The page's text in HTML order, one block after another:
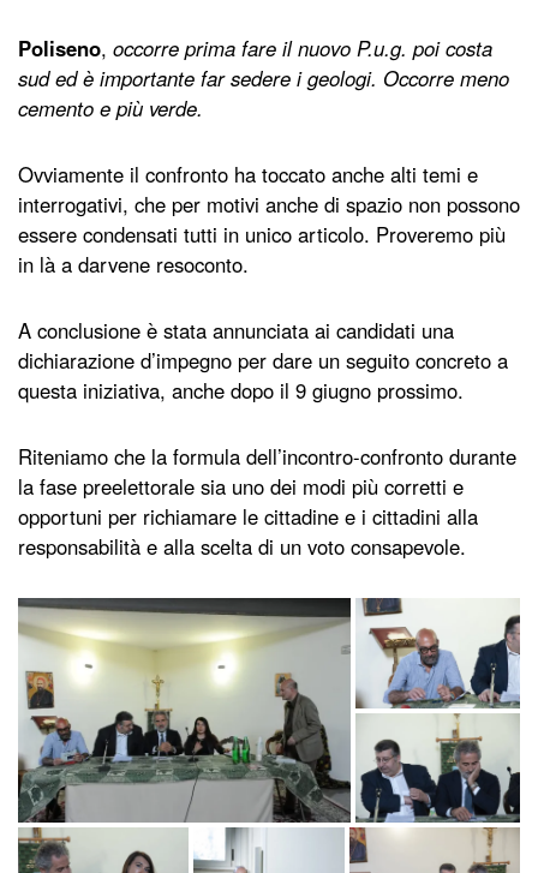
Poliseno, occorre prima fare il nuovo P.u.g. poi costa
sud ed è importante far sedere i geologi. Occorre meno
cemento e più verde.
Ovviamente il confronto ha toccato anche alti temi e
interrogativi, che per motivi anche di spazio non possono
essere condensati tutti in unico articolo. Proveremo più
in là a darvene resoconto.
A conclusione è stata annunciata ai candidati una
dichiarazione d’impegno per dare un seguito concreto a
questa iniziativa, anche dopo il 9 giugno prossimo.
Riteniamo che la formula dell’incontro-confronto durante
la fase preelettorale sia uno dei modi più corretti e
opportuni per richiamare le cittadine e i cittadini alla
responsabilità e alla scelta di un voto consapevole.